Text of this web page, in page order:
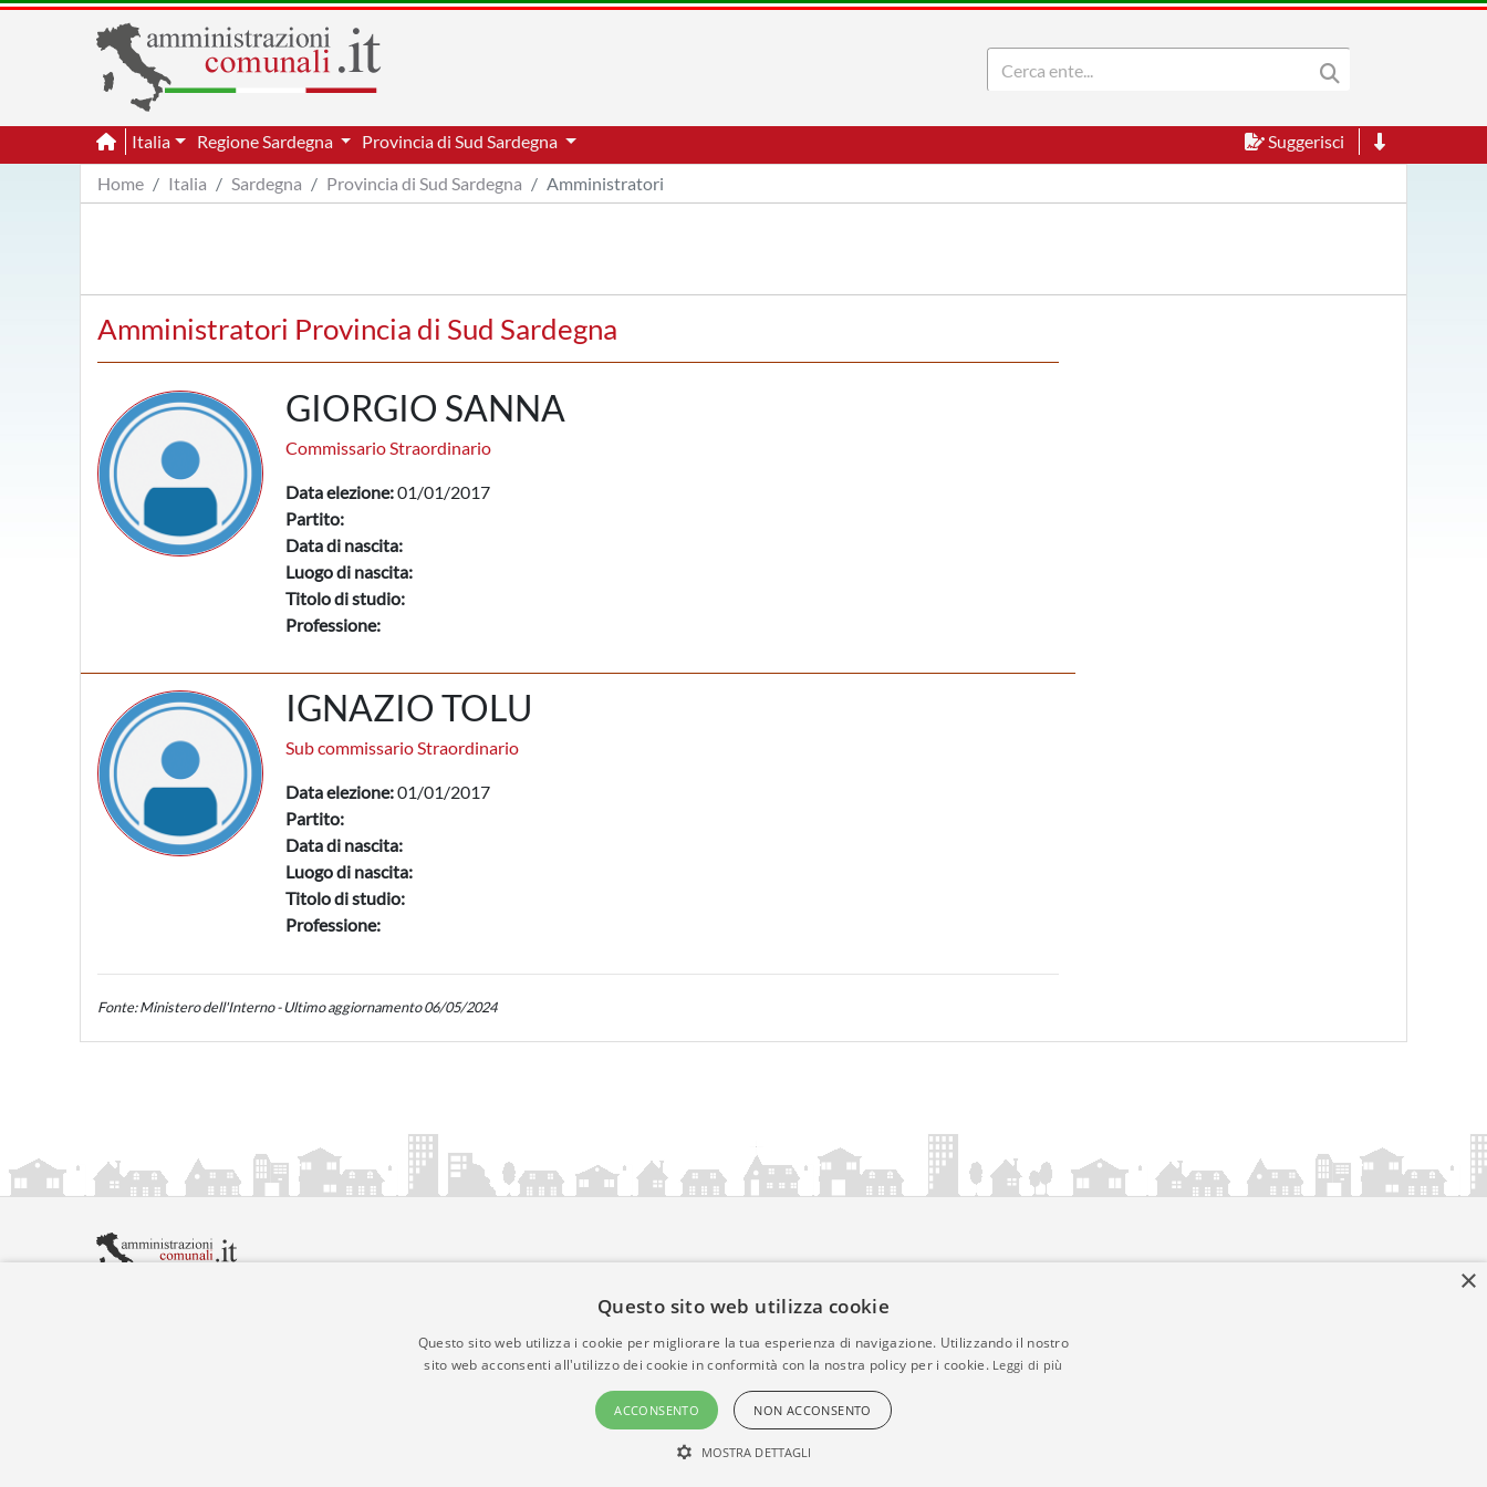
Italia Regione Sardegna Provincia di Sud Sardegna
Suggerisci
Home
Italia Sardegna Provincia di Sud Sardegna Amministratori
Amministratori Provincia di Sud Sardegna
GIORGIO SANNA
Commissario Straordinario
Data elezione:01/01/2017
Partito:
Data di nascita:
Luogo di nascita:
Titolo di studio:
Professione:
IGNAZIO TOLU
Sub commissario Straordinario
Data elezione:01/01/2017
Partito:
Data di nascita:
Luogo di nascita:
Titolo di studio:
Professione:
Fonte: Ministero dell'Interno - Ultimo aggiornamento 06/05/2024
Informativa Privacy|Informativa Cookies • Time 0.0078
×
Questo sito web utilizza cookie
Questo sito web utilizza i cookie per migliorare la tua esperienza di navigazione. Utilizzando il nostro
sito web acconsenti all'utilizzo dei cookie in conformità con la nostra policy per i cookie. Leggi di più
ACCONSENTO NON ACCONSENTO
MOSTRA DETTAGLI